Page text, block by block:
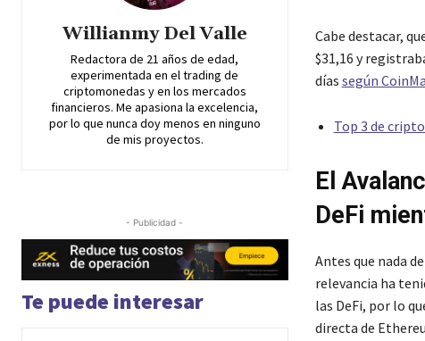
Willianmy Del Valle
Redactora de 21 años de edad,
experimentada en el trading de
criptomonedas y en los mercados
financieros. Me apasiona la excelencia,
por lo que nunca doy menos en ninguno
de mis proyectos.
- Publicidad -
Te puede interesar
Cabe destacar,
$31,16 y
días según
Top 3 de
El
DeFi
Antes que nada
relevancia ha
las DeFi, por lo
directa de